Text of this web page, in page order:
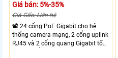
Giá bán: 5%-35%
Giá Gốc: Liên hệ
📽 24 cổng PoE Gigabit cho hệ
thống camera mạng, 2 cổng uplink
RJ45 và 2 cổng quang Gigabit tốc